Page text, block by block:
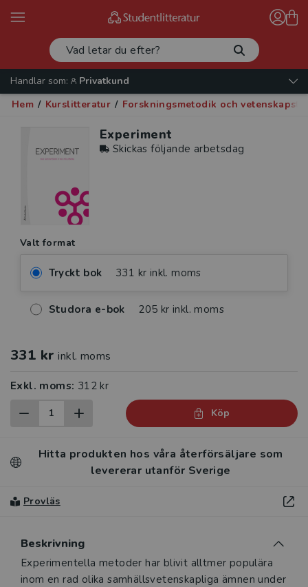
Handlar som:
Privatkund
Hem / Kurslitteratur / Forskningsmetodik och
Experiment
Skickas följande arbetsdag
Valt format
Tryckt bok 331 kr inkl. moms
Studora e-bok 205 kr inkl. moms
331 kr inkl. moms
Exkl. moms: 312 kr
Köp
Hitta produkten hos våra återförsäljare som
levererar utanför Sverige
Provläs
Beskrivning
Beskrivning
Experimentella metoder har blivit alltmer populära
inom en rad olika samhällsvetenskapliga ämnen under